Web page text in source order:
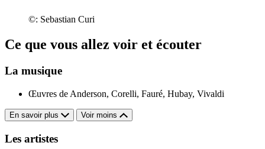
©: Sebastian Curi
Ce que vous allez voir et écouter
La musique
Œuvres de Anderson, Corelli, Fauré, Hubay, Vivaldi
En savoir plus Voir moins
Les artistes